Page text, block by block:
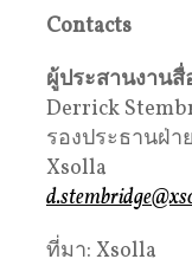
Contacts
ผู้ประสานงานสื่
Derrick
รองประธานฝ่
Xsolla
ที่มา: Xsolla